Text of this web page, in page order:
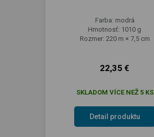
Farba: modrá
Hmotnosť: 1010 g
Rozmer: 220 m × 7,5 cm
22,35 €
SKLADOM VÍCE NEŽ 5 KS
Detail produktu